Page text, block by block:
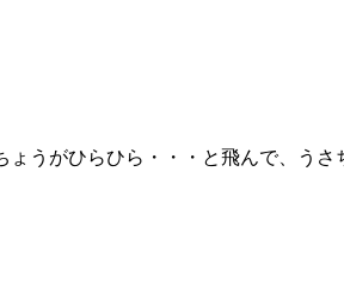
うがひらひら・・・と飛んで、う